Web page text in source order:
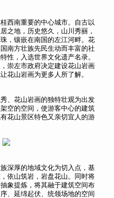
西南重要的中心城市。自古以
之地，历史悠久，山川秀丽，
，镶嵌在南国的左江河畔。花
南方壮族先民生动而丰富的社
性，入选世界文化遗产名录。
崇左市政府决定建设花山岩画
花山岩画为更多人所了解。
、花山岩画的独特壮观为出发
空的空间，使游客中心的建筑
花山景区特色又亲切宜人的游
深厚的地域文化为切入点，基
依山筑岩，岩盘花山。同时将
象提炼，将其融于建筑空间布
、延绵起伏、统领场地的空间